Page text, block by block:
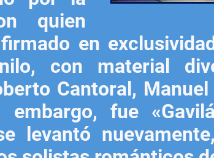
quien
en
con material
Cantoral,
embargo, fue
levantó